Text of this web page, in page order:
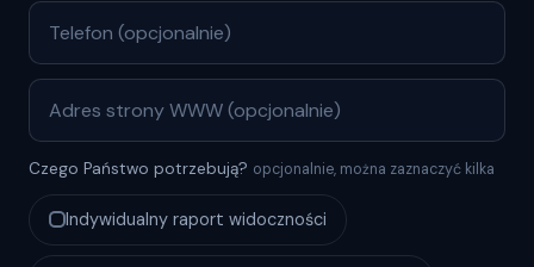
Czego Państwo potrzebują? opcjonalnie, można zaznaczyć kilka
Indywidualny raport widoczności